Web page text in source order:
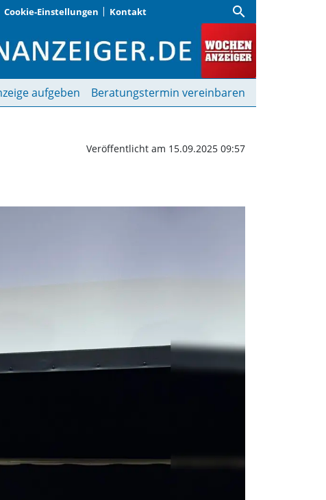
Cookie-Einstellungen Kontakt search
| Wochenanzeiger
aufgeben Beratungstermin vereinbaren
Veröffentlicht am 15.09.2025 09:57